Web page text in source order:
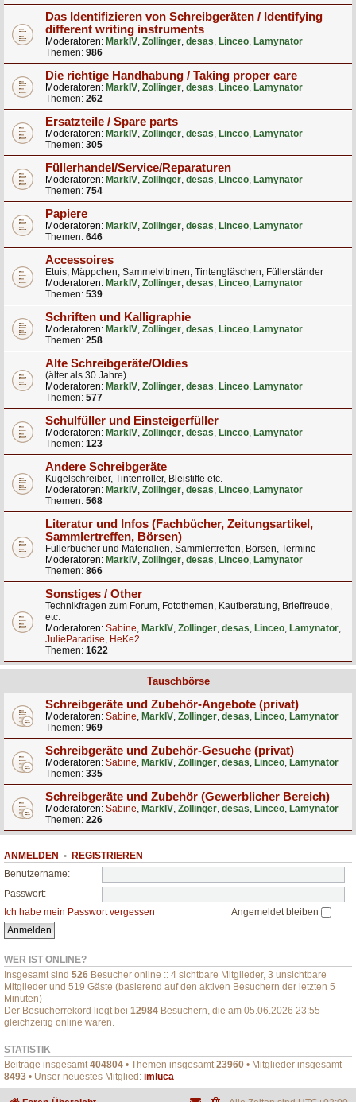
Das Identifizieren von Schreibgeräten / Identifying
different writing instruments
Moderatoren: MarkIV, Zollinger, desas, Linceo, Lamynator
Themen: 986
Die richtige Handhabung / Taking proper care
Moderatoren: MarkIV, Zollinger, desas, Linceo, Lamynator
Themen: 262
Ersatzteile / Spare parts
Moderatoren: MarkIV, Zollinger, desas, Linceo, Lamynator
Themen: 305
Füllerhandel/Service/Reparaturen
Moderatoren: MarkIV, Zollinger, desas, Linceo, Lamynator
Themen: 754
Papiere
Moderatoren: MarkIV, Zollinger, desas, Linceo, Lamynator
Themen: 646
Accessoires
Etuis, Mäppchen, Sammelvitrinen, Tintengläschen, Füllerständer
Moderatoren: MarkIV, Zollinger, desas, Linceo, Lamynator
Themen: 539
Schriften und Kalligraphie
Moderatoren: MarkIV, Zollinger, desas, Linceo, Lamynator
Themen: 258
Alte Schreibgeräte/Oldies
(älter als 30 Jahre)
Moderatoren: MarkIV, Zollinger, desas, Linceo, Lamynator
Themen: 577
Schulfüller und Einsteigerfüller
Moderatoren: MarkIV, Zollinger, desas, Linceo, Lamynator
Themen: 123
Andere Schreibgeräte
Kugelschreiber, Tintenroller, Bleistifte etc.
Moderatoren: MarkIV, Zollinger, desas, Linceo, Lamynator
Themen: 568
Literatur und Infos (Fachbücher, Zeitungsartikel,
Sammlertreffen, Börsen)
Füllerbücher und Materialien, Sammlertreffen, Börsen, Termine
Moderatoren: MarkIV, Zollinger, desas, Linceo, Lamynator
Themen: 866
Sonstiges / Other
Technikfragen zum Forum, Fotothemen, Kaufberatung, Brieffreude,
etc.
Moderatoren: Sabine, MarkIV, Zollinger, desas, Linceo, Lamynator,
JulieParadise, HeKe2
Themen: 1622
Tauschbörse
Schreibgeräte und Zubehör-Angebote (privat)
Moderatoren: Sabine, MarkIV, Zollinger, desas, Linceo, Lamynator
Themen: 969
Schreibgeräte und Zubehör-Gesuche (privat)
Moderatoren: Sabine, MarkIV, Zollinger, desas, Linceo, Lamynator
Themen: 335
Schreibgeräte und Zubehör (Gewerblicher Bereich)
Moderatoren: Sabine, MarkIV, Zollinger, desas, Linceo, Lamynator
Themen: 226
ANMELDEN • REGISTRIEREN
Benutzername:
Passwort:
Ich habe mein Passwort vergessen
Angemeldet bleiben
WER IST ONLINE?
Insgesamt sind 526 Besucher online :: 4 sichtbare Mitglieder, 3 unsichtbare
Mitglieder und 519 Gäste (basierend auf den aktiven Besuchern der letzten 5
Minuten)
Der Besucherrekord liegt bei 12984 Besuchern, die am 05.06.2026 23:55
gleichzeitig online waren.
STATISTIK
Beiträge insgesamt404804 • Themen insgesamt23960 • Mitglieder insgesamt
8493 • Unser neuestes Mitglied: imluca